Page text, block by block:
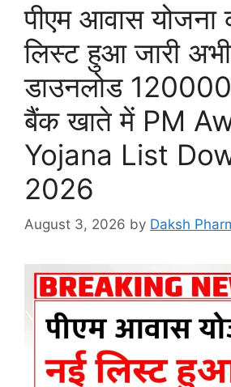
पीएम आवास योजना
लिस्ट हुआ जारी
डाउनलोड 120000
बैंक खाते में PM
Yojana List
2026
August 3, 2026 by Daksh